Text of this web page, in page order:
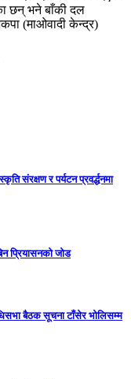
छन् भने बाँकी दल
(माओवादी केन्द्र)
संरक्षण र पर्यटन प्रवर्द्धनमा
प्रियासनको जोड
बैठक सूचना टाँसेर भोलिसम्म